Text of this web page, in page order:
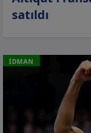
satıldı
İDMAN